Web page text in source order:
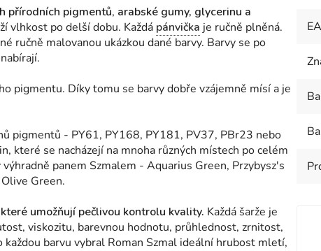
přírodních pigmentů, arabské gumy, glycerinu a
vlhkost po delší dobu. Každá pánvička je ručně plněná.
ručně malovanou ukázkou dané barvy. Barvy se po
pigmentu. Díky tomu se barvy dobře vzájemně mísí a je
pigmentů - PY61, PY168, PY181, PV37, PBr23 nebo
které se nacházejí na mnoha různých místech po celém
panem Szmalem - Aquarius Green, Przybysz's
Green.
umožňují pečlivou kontrolu kvality. Každá šarže je
viskozitu, barevnou hodnotu, průhlednost, zrnitost,
barvu vybral Roman Szmal ideální hrubost mletí,